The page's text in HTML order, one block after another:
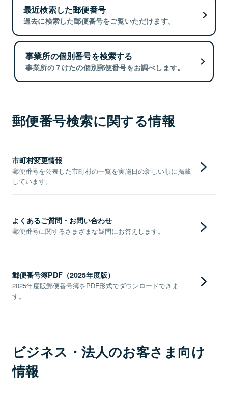
最近検索した郵便番号
過去に検索した郵便番号をご覧いただけます。
事業所の個別番号を検索する
事業所の７けたの個別郵便番号をお調べします。
郵便番号検索に関する情報
市町村変更情報
郵便番号を公表した市町村の一覧を実施日の新しい順に掲載
しています。
よくあるご質問・お問い合わせ
郵便番号に関するさまざまな疑問にお答えします。
郵便番号簿PDF（2025年度版）
2025年度版郵便番号簿をPDF形式でダウンロードできま
す。
ビジネス・法人のお客さま向け
情報